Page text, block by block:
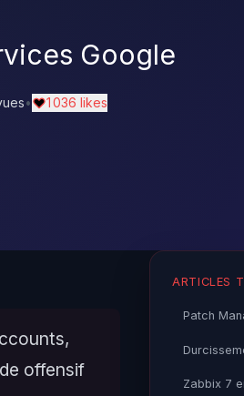
Google
• 1 036 likes
offensif
ARTICLES